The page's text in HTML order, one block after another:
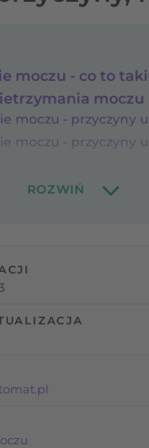
moczu - co to
moczu
moczu - przyczyny
moczu - przyczyny